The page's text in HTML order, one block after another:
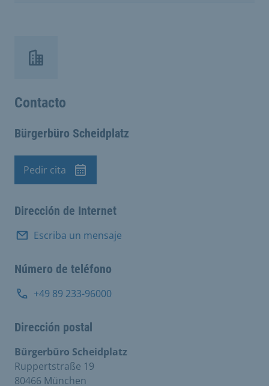
Contacto
Bürgerbüro Scheidplatz
Cita previa
Pedir cita
Dirección de Internet
Escriba un mensaje
Número de teléfono
+49 89 233-96000
Dirección postal
Bürgerbüro Scheidplatz
Ruppertstraße 19
80466 München